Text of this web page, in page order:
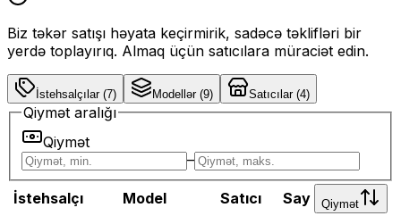
Biz təkər satışı həyata keçirmirik, sadəcə təklifləri bir
yerdə toplayırıq. Almaq üçün satıcılara müraciət edin.
İstehsalçılar(7) Modellər(9) Satıcılar(4)
Qiymət aralığı
Qiymət
–
İstehsalçı Model Satıcı Say Qiymət